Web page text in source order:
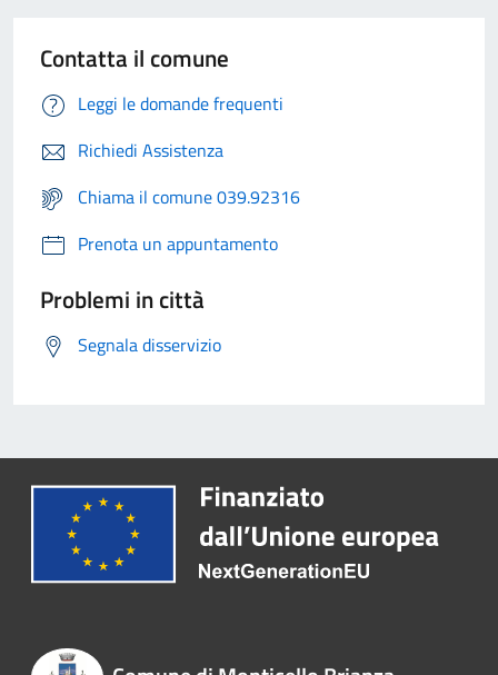
Contatta il comune
Leggi le domande frequenti
Richiedi Assistenza
Chiama il comune 039.92316
Prenota un appuntamento
Problemi in città
Segnala disservizio